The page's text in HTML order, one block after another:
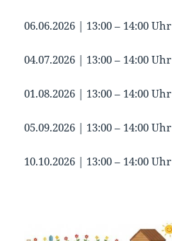
06.06.2026 | 13:00 – 14:00 Uhr
04.07.2026 | 13:00 – 14:00 Uhr
01.08.2026 | 13:00 – 14:00 Uhr
05.09.2026 | 13:00 – 14:00 Uhr
10.10.2026 | 13:00 – 14:00 Uhr